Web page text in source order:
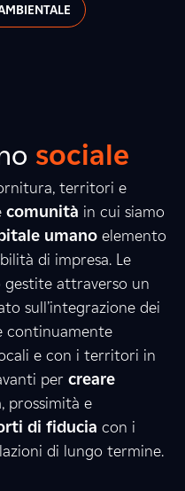
sociale
territori e
comunità in cui siamo
umano elemento
di impresa. Le
attraverso un
sull’integrazione dei
continuamente
e con i territori in
per creare
prossimità e
di fiducia con i
di lungo termine.
0
9